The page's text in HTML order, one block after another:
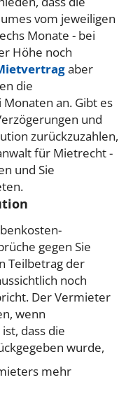
vom jeweiligen
Monate - bei
Höhe noch
aber
die
an. Gibt es
und
zurückzuzahlen,
für Mietrecht -
und Sie
gegen Sie
Teilbetrag der
noch
Der Vermieter
wenn
dass die
wurde,
mehr